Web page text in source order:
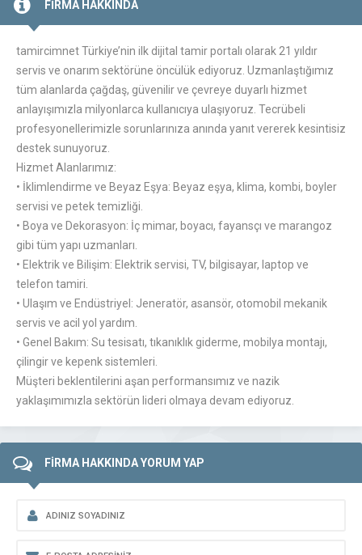
FİRMA HAKKINDA
tamircimnet Türkiye’nin ilk dijital tamir portalı olarak 21 yıldır
servis ve onarım sektörüne öncülük ediyoruz. Uzmanlaştığımız
tüm alanlarda çağdaş, güvenilir ve çevreye duyarlı hizmet
anlayışımızla milyonlarca kullanıcıya ulaşıyoruz. Tecrübeli
profesyonellerimizle sorunlarınıza anında yanıt vererek kesintisiz
destek sunuyoruz.
Hizmet Alanlarımız:
• İklimlendirme ve Beyaz Eşya: Beyaz eşya, klima, kombi, boyler
servisi ve petek temizliği.
• Boya ve Dekorasyon: İç mimar, boyacı, fayansçı ve marangoz
gibi tüm yapı uzmanları.
• Elektrik ve Bilişim: Elektrik servisi, TV, bilgisayar, laptop ve
telefon tamiri.
• Ulaşım ve Endüstriyel: Jeneratör, asansör, otomobil mekanik
servis ve acil yol yardım.
• Genel Bakım: Su tesisatı, tıkanıklık giderme, mobilya montajı,
çilingir ve kepenk sistemleri.
Müşteri beklentilerini aşan performansımız ve nazik
yaklaşımımızla sektörün lideri olmaya devam ediyoruz.
FİRMA HAKKINDA YORUM YAP